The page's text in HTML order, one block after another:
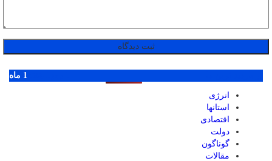
1 ماه
انرژی
استانها
اقتصادی
دولت
گوناگون
مقالات